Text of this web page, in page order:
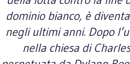
dominio bianco, è
negli ultimi anni. Dopo
nella chiesa di